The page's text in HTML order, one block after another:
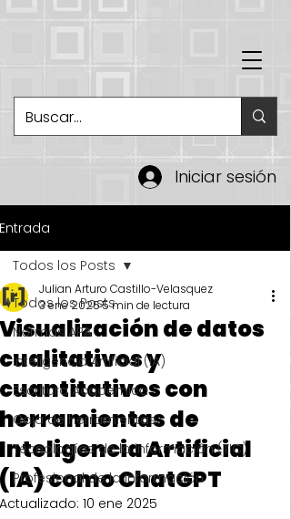
Iniciar sesión
Entrada
Todos los Posts
Normas APA
Inteligencia Artificial (IA)
Escritura Académica
Caja de herramientas
Tecnologías de la información (TIC)
Profesional de la Información
Todos los Posts
Visualización de datos
cualitativos y
cuantitativos con
herramientas de
Inteligencia Artificial
(IA) como ChatGPT
Julian Arturo Castillo-Velasquez
3 ene 20255 min de lectura
Actualizado: 10 ene 2025